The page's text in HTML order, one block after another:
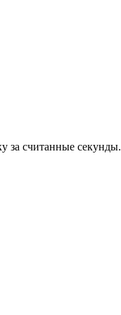
за считанные секунды.